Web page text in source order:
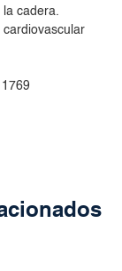
la cadera.
cardiovascular